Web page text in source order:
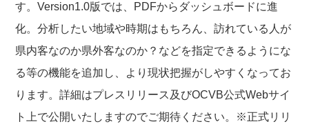
す。Version1.0版では、PDFからダッシュボードに進
化。分析したい地域や時期はもちろん、訪れている人が
県内客なのか県外客なのか？などを指定できるようにな
る等の機能を追加し、より現状把握がしやすくなってお
ります。詳細はプレスリリース及びOCVB公式Webサイ
ト上で公開いたしますのでご期待ください。※正式リリ